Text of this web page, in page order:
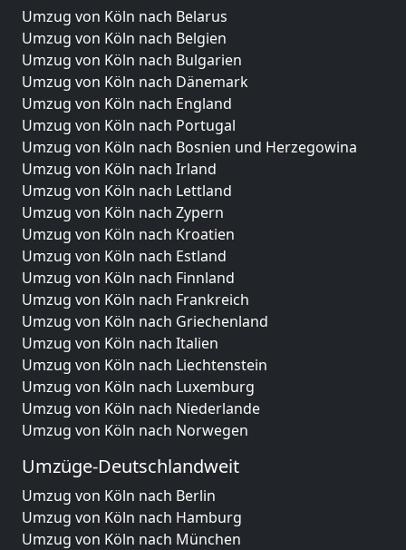
Umzug von Köln nach Belarus
Umzug von Köln nach Belgien
Umzug von Köln nach Bulgarien
Umzug von Köln nach Dänemark
Umzug von Köln nach England
Umzug von Köln nach Portugal
Umzug von Köln nach Bosnien und Herzegowina
Umzug von Köln nach Irland
Umzug von Köln nach Lettland
Umzug von Köln nach Zypern
Umzug von Köln nach Kroatien
Umzug von Köln nach Estland
Umzug von Köln nach Finnland
Umzug von Köln nach Frankreich
Umzug von Köln nach Griechenland
Umzug von Köln nach Italien
Umzug von Köln nach Liechtenstein
Umzug von Köln nach Luxemburg
Umzug von Köln nach Niederlande
Umzug von Köln nach Norwegen
Umzüge-Deutschlandweit
Umzug von Köln nach Berlin
Umzug von Köln nach Hamburg
Umzug von Köln nach München